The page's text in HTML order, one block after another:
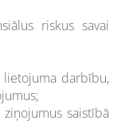
riskus savai
lietojuma darbību,
saistībā